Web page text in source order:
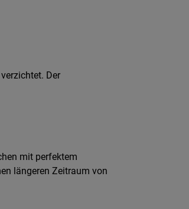
Der
mit perfektem
längeren Zeitraum von